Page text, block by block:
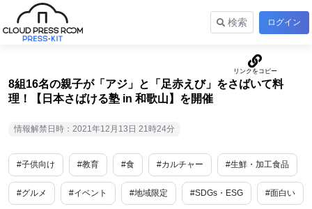
検索 ログイン
8組16名の親子が「アジ」と「足赤えび」をさばいて料
理！【日本さばける塾 in 和歌山】を開催
情報解禁日時：2021年12月13日 21時24分
#子供向け #教育 #食 #カルチャー #生鮮・加工食品
#グルメ #イベント #地域限定 #SDGs・ESG #面白い